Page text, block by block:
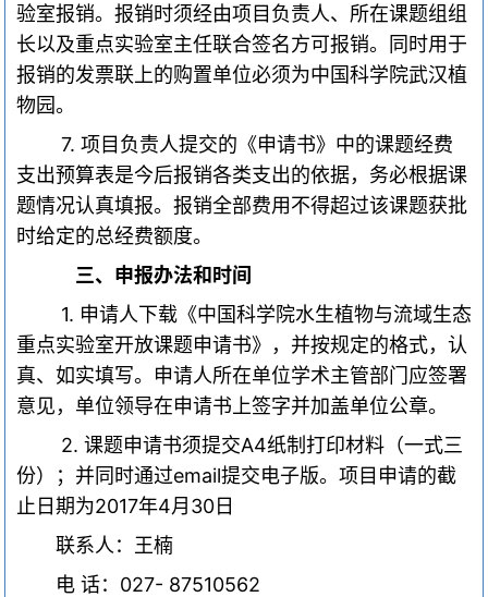
验室报销。报销时须经由项目负责人、所在课题组组
长以及重点实验室主任联合签名方可报销。同时用于
报销的发票联上的购置单位必须为中国科学院武汉植
物园。
7. 项目负责人提交的《申请书》中的课题经费
支出预算表是今后报销各类支出的依据，务必根据课
题情况认真填报。报销全部费用不得超过该课题获批
时给定的总经费额度。
三、申报办法和时间
1. 申请人下载《中国科学院水生植物与流域生态
重点实验室开放课题申请书》，并按规定的格式，认
真、如实填写。申请人所在单位学术主管部门应签署
意见，单位领导在申请书上签字并加盖单位公章。
2. 课题申请书须提交A4纸制打印材料（一式三
份）；并同时通过email提交电子版。项目申请的截
止日期为2017年4月 30日
联系人：王楠
电 话： 027- 87510562